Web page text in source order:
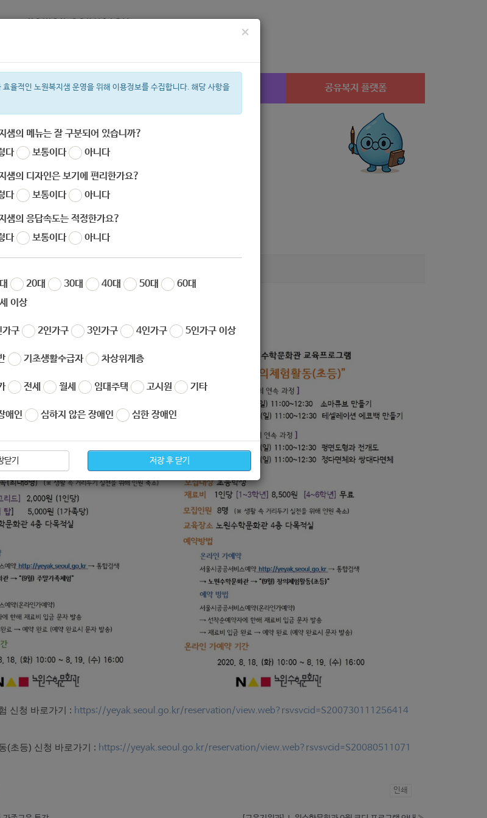
복지서비스 신청 복지시설찾기 공유복지 플랫폼
지관 이용시설 성민복지관 후원 멘토
×
효율적인 노원복지샘 운영을 위해 이용정보를 수집합니다. 해당 사항을
샘의 메뉴는 잘 구분되어 있습니까?
다
보통이다 아니다
샘의 디자인은 보기에 편리한가요?
다
보통이다 아니다
샘의 응답속도는 적정한가요?
다
보통이다 아니다
20대 30대 40대 50대
60대
이상
구 2인가구 3인가구 4인가구 5인가구 이상
기초생활수급자 차상위계층
전세 월세 임대주택 고시원 기타
애인 심하지 않은 장애인 심한 장애인
닫기 저장 후 닫기
원수학문화관 9월 체험탐구활동 안내
월 체험탐구활동 안내 >
공공서비스 예약 페이지를 참고해주시길 바랍니다.
신청 바로가기 : https://yeyak.seoul.go.kr/reservation/view.web?rsvsvcid=S200730111256414
(초등) 신청 바로가기 : https://yeyak.seoul.go.kr/reservation/view.web?rsvsvcid=S20080511071
인쇄